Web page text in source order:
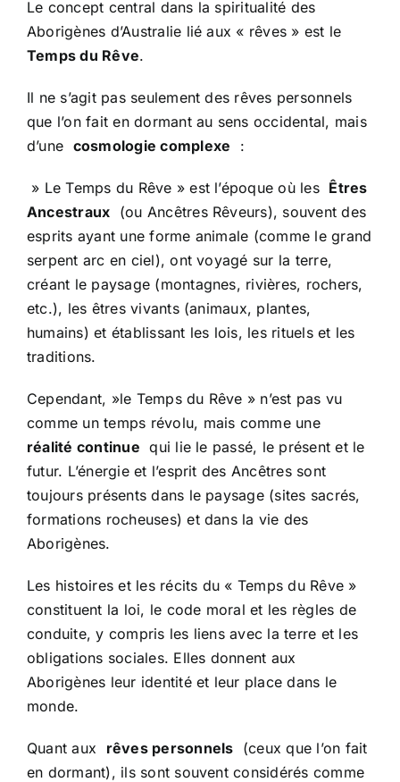
Le concept central dans la spiritualité des
Aborigènes d’Australie lié aux « rêves » est le
Temps du Rêve.
Il ne s’agit pas seulement des rêves personnels
que l’on fait en dormant au sens occidental, mais
d’une cosmologie complexe :
» Le Temps du Rêve » est l’époque où les Êtres
Ancestraux (ou Ancêtres Rêveurs), souvent des
esprits ayant une forme animale (comme le grand
serpent arc en ciel), ont voyagé sur la terre,
créant le paysage (montagnes, rivières, rochers,
etc.), les êtres vivants (animaux, plantes,
humains) et établissant les lois, les rituels et les
traditions.
Cependant, »le Temps du Rêve » n’est pas vu
comme un temps révolu, mais comme une
réalité continue qui lie le passé, le présent et le
futur. L’énergie et l’esprit des Ancêtres sont
toujours présents dans le paysage (sites sacrés,
formations rocheuses) et dans la vie des
Aborigènes.
Les histoires et les récits du « Temps du Rêve »
constituent la loi, le code moral et les règles de
conduite, y compris les liens avec la terre et les
obligations sociales. Elles donnent aux
Aborigènes leur identité et leur place dans le
monde.
Quant aux rêves personnels (ceux que l’on fait
en dormant), ils sont souvent considérés comme